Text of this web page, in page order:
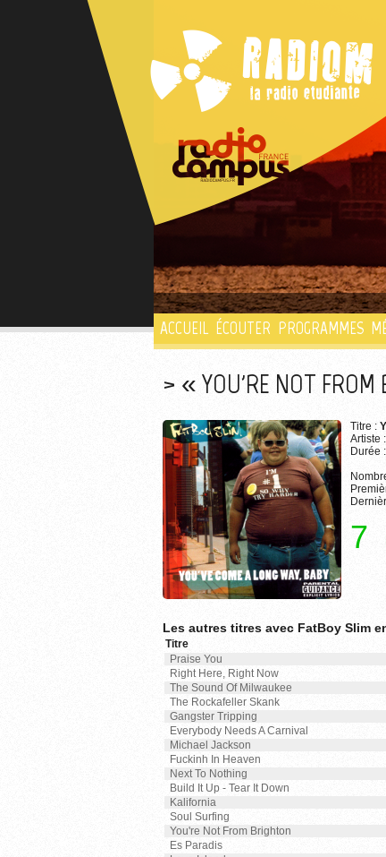
ACCUEIL ÉCOUTER PROGRAMMES
« YOU'RE NOT FROM
Titre :
Artiste :
Durée :
7
Les autres titres avec FatBoy Slim
Titre
Praise You
Right Here, Right Now
The Sound Of Milwaukee
The Rockafeller Skank
Gangster Tripping
Everybody Needs A Carnival
Michael Jackson
Fuckinh In Heaven
Next To Nothing
Build It Up - Tear It Down
Kalifornia
Soul Surfing
You're Not From Brighton
Es Paradis